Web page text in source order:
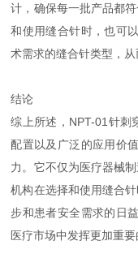
计，确保每一批产品都
和使用缝合针时，也可
术需求的缝合针类型，
结论
综上所述，NPT-01针刺
配置以及广泛的应用价
力。它不仅为医疗器械
机构在选择和使用缝合
步和患者安全需求的日
医疗市场中发挥更加重要